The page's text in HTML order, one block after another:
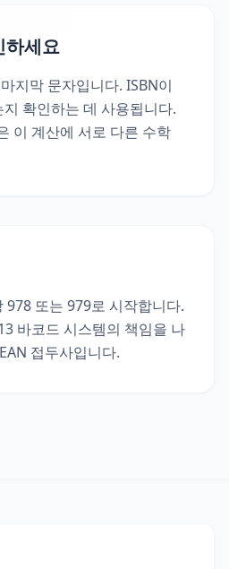
하세요
지막 문자입니다. ISBN이
확인하는 데 사용됩니다.
이 계산에 서로 다른 수학
978 또는 979로 시작합니다.
바코드 시스템의 책임을 나
접두사입니다.